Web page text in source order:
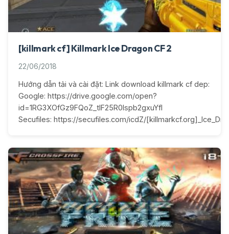
[killmark cf] Killmark Ice Dragon CF 2
22/06/2018
Hướng dẫn tải và cài đặt: Link download killmark cf dep:
Google: https://drive.google.com/open?
id=1RG3XOfGz9FQoZ_tlF25R0lspb2gxuYfI
Secufiles: https://secufiles.com/icdZ/